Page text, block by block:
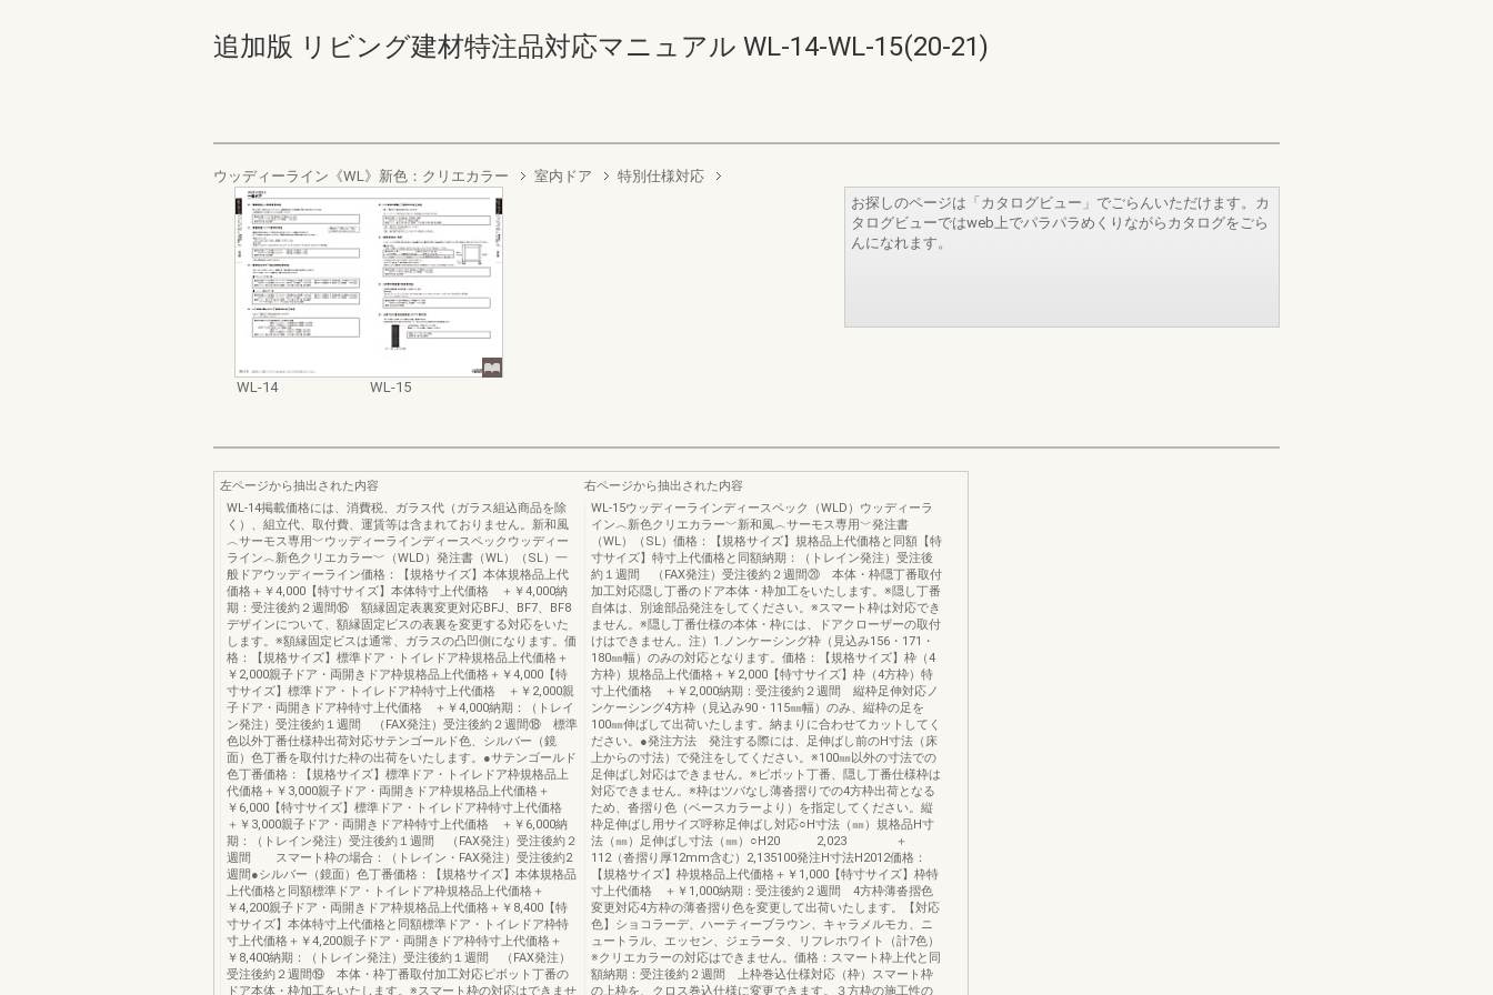
追加版 リビング建材特注品対応マニュアル WL-14-WL-15(20-21)
ウッディーライン《WL》新色：クリエカラー 室内ドア 特別仕様対応
WL-14 WL-15
お探しのページは「カタログビュー」でごらんいただけます。カ
タログビューではweb上でパラパラめくりながらカタログをごら
んになれます。
左ページから抽出された内容
WL-14掲載価格には、消費税、ガラス代（ガラス組込商品を除
く）、組立代、取付費、運賃等は含まれておりません。新和風
︿サーモス専用﹀ウッディーラインディースペックウッディー
ライン︿新色クリエカラー﹀（WLD）発注書（WL）（SL）一
般ドアウッディーライン価格：【規格サイズ】本体規格品上代
価格＋￥4,000【特寸サイズ】本体特寸上代価格 ＋￥4,000納
期：受注後約２週間⑯ 額縁固定表裏変更対応BFJ、BF7、BF8
デザインについて、額縁固定ビスの表裏を変更する対応をいた
します。※額縁固定ビスは通常、ガラスの凸凹側になります。価
格：【規格サイズ】標準ドア・トイレドア枠規格品上代価格＋
￥2,000親子ドア・両開きドア枠規格品上代価格＋￥4,000【特
寸サイズ】標準ドア・トイレドア枠特寸上代価格 ＋￥2,000親
子ドア・両開きドア枠特寸上代価格 ＋￥4,000納期：（トレイ
ン発注）受注後約１週間 （FAX発注）受注後約２週間⑱ 標準
色以外丁番仕様枠出荷対応サテンゴールド色、シルバー（鏡
面）色丁番を取付けた枠の出荷をいたします。●サテンゴールド
色丁番価格：【規格サイズ】標準ドア・トイレドア枠規格品上
代価格＋￥3,000親子ドア・両開きドア枠規格品上代価格＋
￥6,000【特寸サイズ】標準ドア・トイレドア枠特寸上代価格
＋￥3,000親子ドア・両開きドア枠特寸上代価格 ＋￥6,000納
期：（トレイン発注）受注後約１週間 （FAX発注）受注後約２
週間 スマート枠の場合：（トレイン・FAX発注）受注後約2
週間●シルバー（鏡面）色丁番価格：【規格サイズ】本体規格品
上代価格と同額標準ドア・トイレドア枠規格品上代価格＋
￥4,200親子ドア・両開きドア枠規格品上代価格＋￥8,400【特
寸サイズ】本体特寸上代価格と同額標準ドア・トイレドア枠特
寸上代価格＋￥4,200親子ドア・両開きドア枠特寸上代価格＋
￥8,400納期：（トレイン発注）受注後約１週間 （FAX発注）
受注後約２週間⑲ 本体・枠丁番取付加工対応ピボット丁番の
ドア本体・枠加工をいたします。※スマート枠の対応はできませ
右ページから抽出された内容
WL-15ウッディーラインディースペック（WLD）ウッディーラ
イン︿新色クリエカラー﹀新和風︿サーモス専用﹀発注書
（WL）（SL）価格：【規格サイズ】規格品上代価格と同額【特
寸サイズ】特寸上代価格と同額納期：（トレイン発注）受注後
約１週間 （FAX発注）受注後約２週間⑳ 本体・枠隠丁番取付
加工対応隠し丁番のドア本体・枠加工をいたします。※隠し丁番
自体は、別途部品発注をしてください。※スマート枠は対応でき
ません。※隠し丁番仕様の本体・枠には、ドアクローザーの取付
けはできません。注）1.ノンケーシング枠（見込み156・171・
180㎜幅）のみの対応となります。価格：【規格サイズ】枠（4
方枠）規格品上代価格＋￥2,000【特寸サイズ】枠（4方枠）特
寸上代価格 ＋￥2,000納期：受注後約２週間 縦枠足伸対応ノ
ンケーシング4方枠（見込み90・115㎜幅）のみ、縦枠の足を
100㎜伸ばして出荷いたします。納まりに合わせてカットしてく
ださい。●発注方法 発注する際には、足伸ばし前のH寸法（床
上からの寸法）で発注をしてください。※100㎜以外の寸法での
足伸ばし対応はできません。※ピボット丁番、隠し丁番仕様枠は
対応できません。※枠はツバなし薄沓摺りでの4方枠出荷となる
ため、沓摺り色（ベースカラーより）を指定してください。縦
枠足伸ばし用サイズ呼称足伸ばし対応○H寸法（㎜）規格品H寸
法（㎜）足伸ばし寸法（㎜）○H20 2,023 ＋
112（沓摺り厚12mm含む）2,135100発注H寸法H2012価格：
【規格サイズ】枠規格品上代価格＋￥1,000【特寸サイズ】枠特
寸上代価格 ＋￥1,000納期：受注後約２週間 4方枠薄沓摺色
変更対応4方枠の薄沓摺り色を変更して出荷いたします。【対応
色】ショコラーデ、ハーティーブラウン、キャラメルモカ、ニ
ュートラル、エッセン、ジェラータ、リフレホワイト（計7色）
※クリエカラーの対応はできません。価格：スマート枠上代と同
額納期：受注後約２週間 上枠巻込仕様対応（枠）スマート枠
の上枠を、クロス巻込仕様に変更できます。３方枠の施工性の